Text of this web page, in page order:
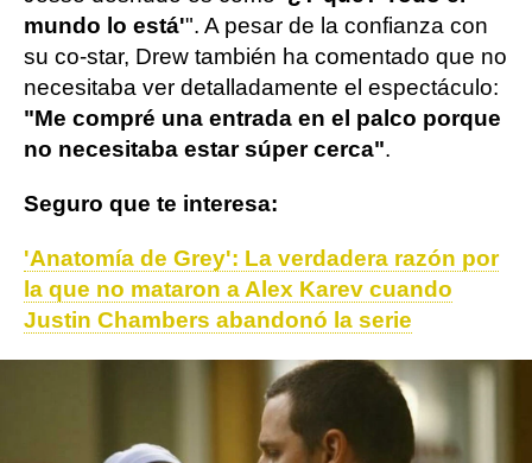
mundo lo está'". A pesar de la confianza con
su co-star, Drew también ha comentado que no
necesitaba ver detalladamente el espectáculo:
"Me compré una entrada en el palco porque
no necesitaba estar súper cerca".
Seguro que te interesa:
'Anatomía de Grey': La verdadera razón por
la que no mataron a Alex Karev cuando
Justin Chambers abandonó la serie
Anatomía de Grey